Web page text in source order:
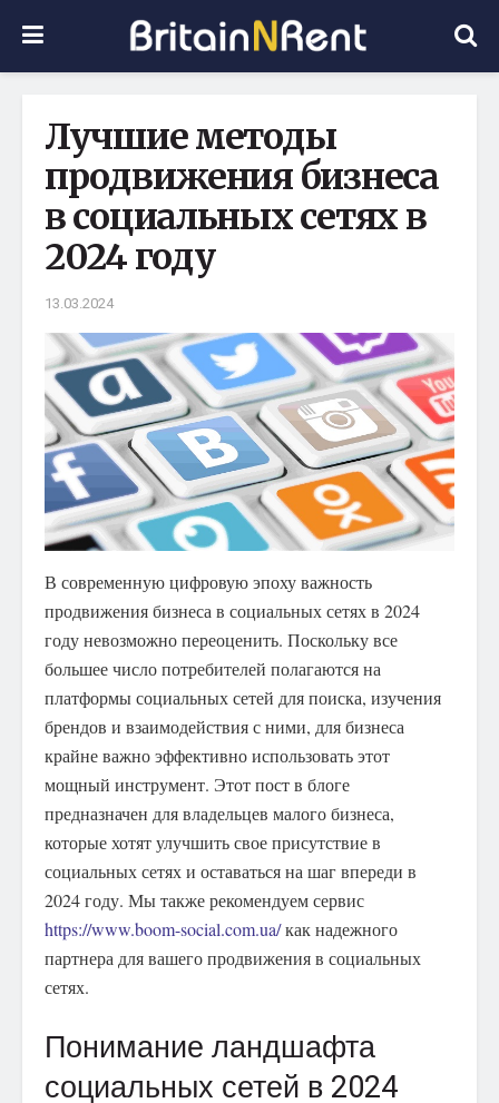
Лучшие методы
продвижения бизнеса
в социальных сетях в
2024 году
13.03.2024
В современную цифровую эпоху важность
продвижения бизнеса в социальных сетях в 2024
году невозможно переоценить. Поскольку все
большее число потребителей полагаются на
платформы социальных сетей для поиска, изучения
брендов и взаимодействия с ними, для бизнеса
крайне важно эффективно использовать этот
мощный инструмент. Этот пост в блоге
предназначен для владельцев малого бизнеса,
которые хотят улучшить свое присутствие в
социальных сетях и оставаться на шаг впереди в
2024 году. Мы также рекомендуем сервис
https://www.boom-social.com.ua/как надежного
партнера для вашего продвижения в социальных
сетях.
Понимание ландшафта
социальных сетей в 2024